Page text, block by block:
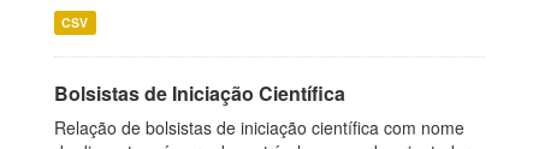
CSV
Bolsistas de Iniciação Científica
Relação de bolsistas de iniciação científica com nome